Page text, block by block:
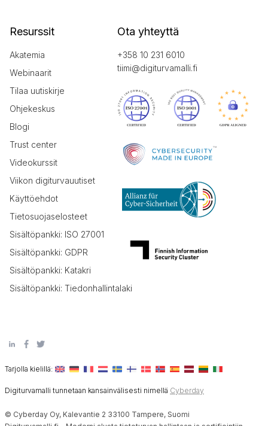
Resurssit
Akatemia
Webinaarit
Tilaa uutiskirje
Ohjekeskus
Blogi
Trust center
Videokurssit
Viikon digiturvauutiset
Käyttöehdot
Tietosuojaselosteet
Sisältöpankki: ISO 27001
Sisältöpankki: GDPR
Sisältöpankki: Katakri
Sisältöpankki: Tiedonhallintalaki
Ota yhteyttä
+358 10 231 6010
tiimi@digiturvamalli.fi
Tarjolla kielillä:
Digiturvamalli tunnetaan kansainvälisesti nimellä Cyberday
© Cyberday Oy, Kalevantie 2 33100 Tampere, Suomi